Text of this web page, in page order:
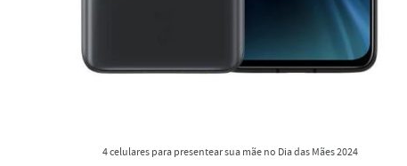
4 celulares para presentear sua mãe no Dia das Mães 2024